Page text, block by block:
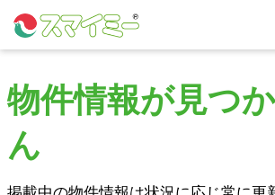
借りる
買う
お気に入り
物件情報が見つ
ん